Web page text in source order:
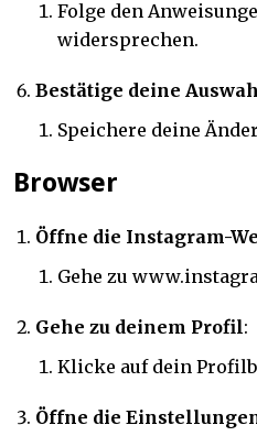
Folge den
widersprechen.
Bestätige deine
Speichere deine
Browser
Öffne die Instagram-
Gehe zu
Gehe zu deinem Profil:
Klicke auf dein
Öffne die